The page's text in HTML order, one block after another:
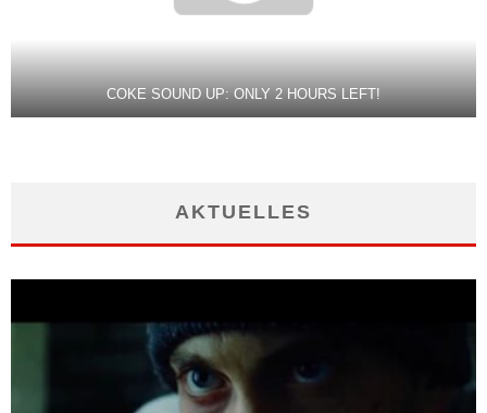
COKE SOUND UP: ONLY 2 HOURS LEFT!
AKTUELLES